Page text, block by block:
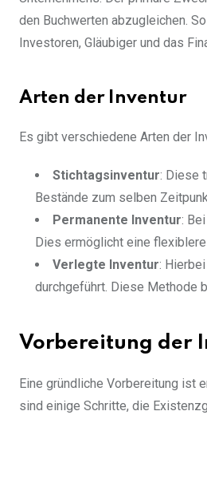
den Buchwerten abzugleichen.
Investoren, Gläubiger und das
Arten der Inventur
Es gibt verschiedene Arten der
Stichtagsinventur: Diese
Bestände zum selben
Permanente Inventur:
Dies ermöglicht eine
Verlegte Inventur:
durchgeführt. Diese Methode
Vorbereitung der
Eine gründliche Vorbereitung ist
sind einige Schritte, die